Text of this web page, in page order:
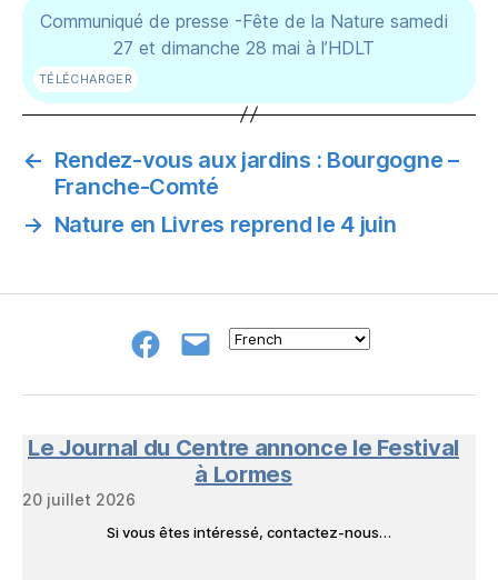
Communiqué de presse -Fête de la Nature samedi
27 et dimanche 28 mai à l’HDLT
TÉLÉCHARGER
← Rendez-vous aux jardins : Bourgogne –
Franche-Comté
→ Nature en Livres reprend le 4 juin
Groupe
NeL
E-
à
Livres
Le Journal du Centre annonce le Festival
à Lormes
20 juillet 2026
Si vous êtes intéressé, contactez-nous…